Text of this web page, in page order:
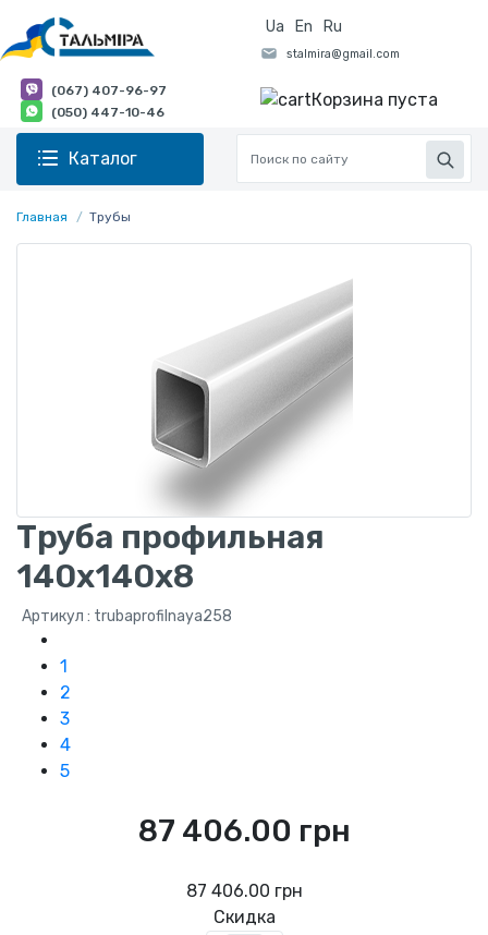
Ua En Ru
(067) 407-96-97
(050) 447-10-46
Корзина пуста
Каталог
Главная Трубы
Труба профильная
140x140x8
Артикул : trubaprofilnaya258
1
2
3
4
5
87 406.00 грн
87 406.00 грн
Скидка